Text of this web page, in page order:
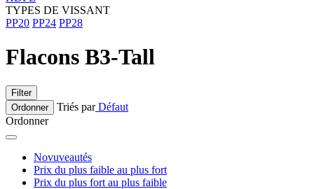
TYPES DE VISSANT
PP20 PP24 PP28
Flacons B3-Tall
Filter
Ordonner
Triés parDéfaut
Ordonner
Novuveautés
Prix du plus faible au plus fort
Prix du plus fort au plus faible